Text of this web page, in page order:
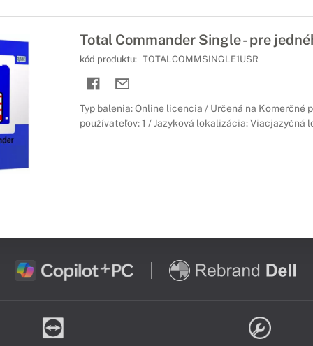
Total Commander Single - pre
kód produktu: TOTALCOMMSINGLE1USR
Typ balenia: Online licencia / Určená na Komerčné
používateľov: 1 / Jazyková lokalizácia: Viacjazyčná